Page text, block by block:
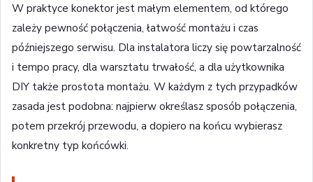
W praktyce konektor jest małym elementem, od którego
zależy pewność połączenia, łatwość montażu i czas
późniejszego serwisu. Dla instalatora liczy się powtarzalność
i tempo pracy, dla warsztatu trwałość, a dla użytkownika
DIY także prostota montażu. W każdym z tych przypadków
zasada jest podobna: najpierw określasz sposób połączenia,
potem przekrój przewodu, a dopiero na końcu wybierasz
konkretny typ końcówki.